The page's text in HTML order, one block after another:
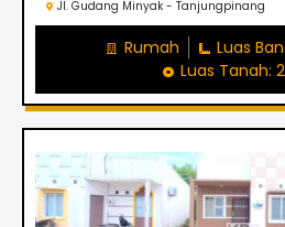
Jl. Gudang Minyak - Tanjungpinang
Rumah
Luas
Luas Tanah: